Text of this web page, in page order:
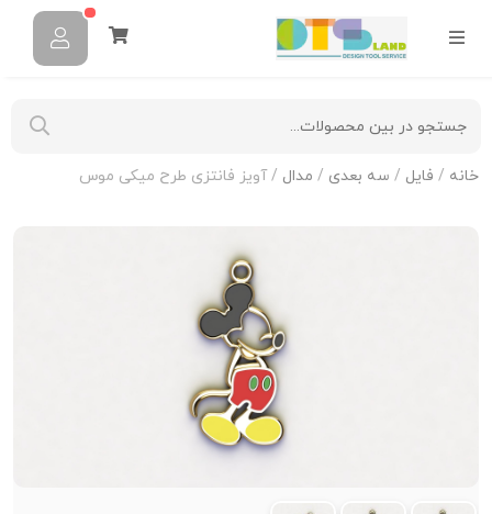
خانه / فایل / سه بعدی / مدال / آویز فانتزی طرح میکی موس